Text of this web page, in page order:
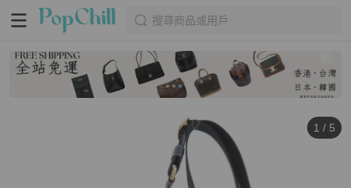
搜尋商品或用戶
1 / 5